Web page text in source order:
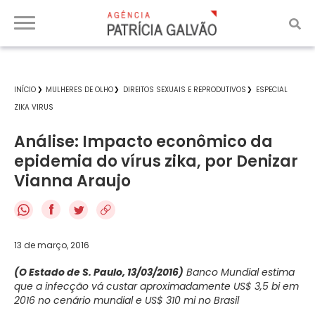
INÍCIO MULHERES DE OLHO DIREITOS SEXUAIS E REPRODUTIVOS
ESPECIAL
ZIKA VIRUS
Análise: Impacto econômico da
epidemia do vírus zika, por Denizar
Vianna Araujo
f
13 de março, 2016
(O Estado de S. Paulo, 13/03/2016) Banco Mundial estima
que a infecção vá custar aproximadamente US$ 3,5 bi em
2016 no cenário mundial e US$ 310 mi no Brasil